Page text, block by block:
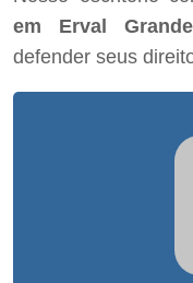
em Erval Grande
defender seus